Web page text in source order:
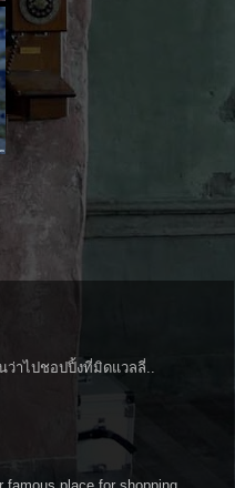
ว่าไปชอปปิ้งที่มิดแวลลี่..